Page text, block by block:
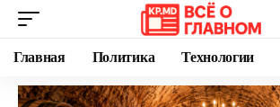
Главная Политика Технологии